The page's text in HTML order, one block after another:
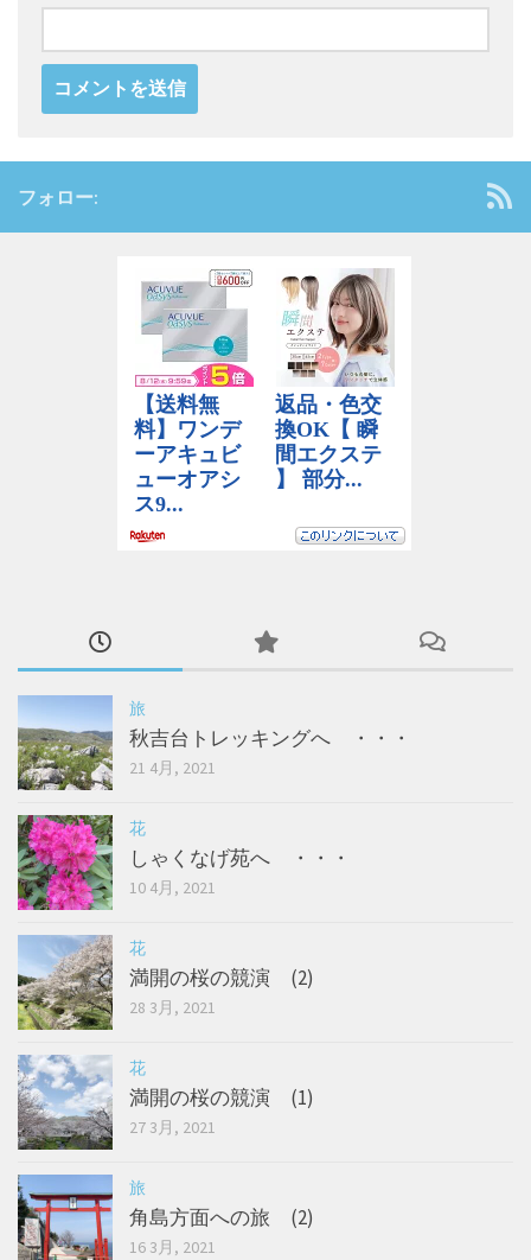
フォロー:
旅
秋吉台トレッキングへ ・・・
21 4月, 2021
花
しゃくなげ苑へ ・・・
10 4月, 2021
花
満開の桜の競演 (2)
28 3月, 2021
花
満開の桜の競演 (1)
27 3月, 2021
旅
角島方面への旅 (2)
16 3月, 2021